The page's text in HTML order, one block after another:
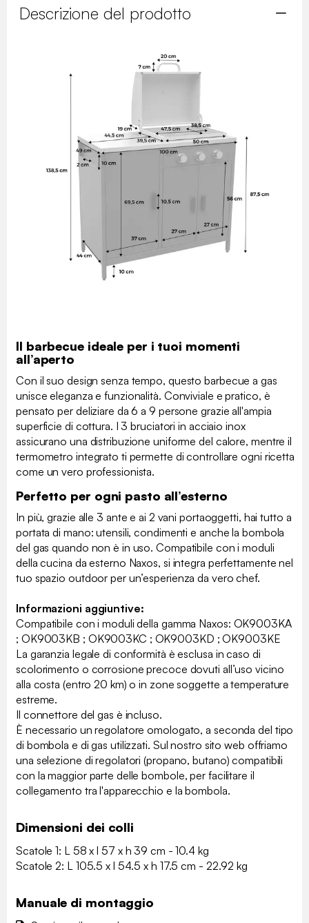
Descrizione del prodotto
Il barbecue ideale per i tuoi momenti
all’aperto
Con il suo design senza tempo, questo barbecue a gas
unisce eleganza e funzionalità. Conviviale e pratico, è
pensato per deliziare da 6 a 9 persone grazie all'ampia
superficie di cottura. I 3 bruciatori in acciaio inox
assicurano una distribuzione uniforme del calore, mentre il
termometro integrato ti permette di controllare ogni ricetta
come un vero professionista.
Perfetto per ogni pasto all’esterno
In più, grazie alle 3 ante e ai 2 vani portaoggetti, hai tutto a
portata di mano: utensili, condimenti e anche la bombola
del gas quando non è in uso. Compatibile con i moduli
della cucina da esterno Naxos, si integra perfettamente nel
tuo spazio outdoor per un’esperienza da vero chef.
Informazioni aggiuntive:
Compatibile con i moduli della gamma Naxos: OK9003KA
; OK9003KB ; OK9003KC ; OK9003KD ; OK9003KE
La garanzia legale di conformità è esclusa in caso di
scolorimento o corrosione precoce dovuti all’uso vicino
alla costa (entro 20 km) o in zone soggette a temperature
estreme.
Il connettore del gas è incluso.
È necessario un regolatore omologato, a seconda del tipo
di bombola e di gas utilizzati. Sul nostro sito web offriamo
una selezione di regolatori (propano, butano) compatibili
con la maggior parte delle bombole, per facilitare il
collegamento tra l'apparecchio e la bombola.
Dimensioni dei colli
Scatole 1: L 58 x l 57 x h 39 cm - 10.4 kg
Scatole 2: L 105.5 x l 54.5 x h 17.5 cm - 22.92 kg
Manuale di montaggio